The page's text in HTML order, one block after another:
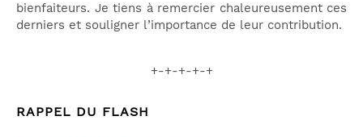
bienfaiteurs. Je tiens à remercier chaleureusement ces
derniers et souligner l’importance de leur contribution.
+-+-+-+-+
RAPPEL DU FLASH